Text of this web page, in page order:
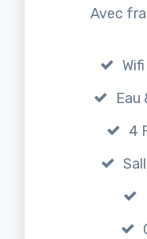
Avec
4